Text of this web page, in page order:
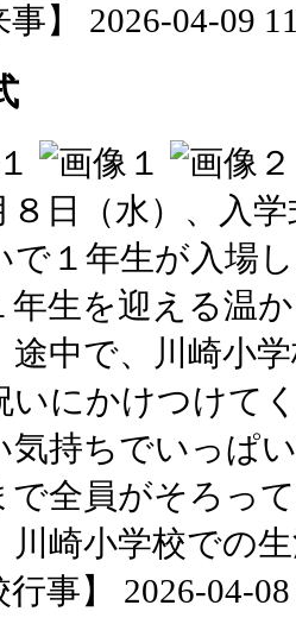
事】 2026-04-09
日（水）、入
で１年生が入場
年生を迎える温
途中で、川崎小
いにかけつけて
気持ちでいっぱ
で全員がそろっ
川崎小学校での
行事】 2026-04-